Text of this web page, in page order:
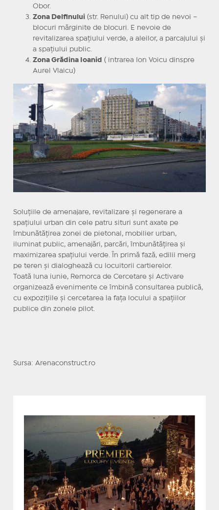
Obor.
Zona Delfinului(str. Renului) cu alt tip de nevoi –
blocuri mărginite de blocuri. E nevoie de
revitalizarea spațiului verde, a aleilor, a parcajului și
a spațiului public.
Zona Grădina Ioanid ( intrarea Ion Voicu dinspre
Aurel Vlaicu)
Soluțiile de amenajare, revitalizare și regenerare a
spațiului urban din cele patru situri sunt axate pe
îmbunătățirea zonei de pietonal, mobilier urban,
iluminat public, amenajări, parcări, îmbunătățirea și
maximizarea spațiului verde. În primă fază, edilii merg
pe teren și dialoghează cu locuitorii cartierelor.
Toată luna iunie, Remorca de Cercetare și Activare
organizează evenimente ce îmbină consultarea publică,
cu expozițiile și cercetarea la fața locului a spațiilor
publice din zonele pilot.
Sursa: Arenaconstruct.ro